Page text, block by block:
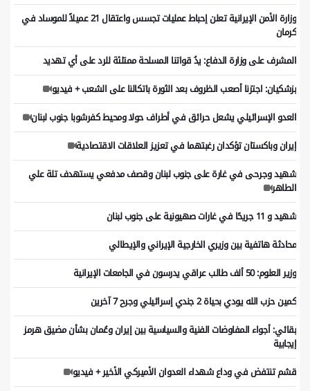
وزارة الأمن الإيرانية تعلن إحباط عمليات تجسس واعتقال 21 عميلاً للموساد في
كرمان
المشرف على وزارة الدفاع: يدُ قواتنا المسلحة ممتلئة للرد على أي تهديد
بزشكيان: اجتزنا أصعب الظروف بعد الثورة باتكالنا على الشعب + فيديو
العدو الإسرائيلي يشعل حرائق في أطراف حولا ومحيط كفرشوبا جنوب لبنان
إيران وباكستان تؤكدان رغبتهما في تعزيز العلاقات الاقتصادية
شهيد وجرحى في غارة على جنوب لبنان وقصف مدفعي يستهدف تلة علي
الطاهر
شهيد و 11 جريحًا في غارات صهيونية على جنوب لبنان
محادثة هاتفية بين وزيري الخارجية الإيراني والإيطالي
وزير العلوم: 50 ألف طالب عراقي يدرسون في الجامعات الإيرانية
كمين حزب الله يودي بحياة 2 جندي إسرائيلي وجرح 7 آخرين
بقائي: أجواء المفاوضات الفنية والسياسية بين إيران وعُمان بشأن مضيق هرمز
إيجابية
قشم تنتفض في وداع شهداء العدوان الأميركي الأخير + فيديو